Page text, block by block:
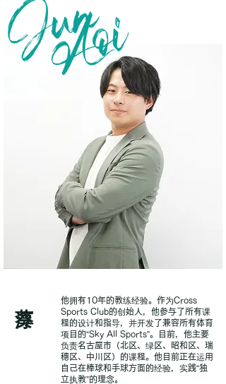
他拥有10年的教练经验。作为Cross
Sports Club的创始人，他参与了所有课
程的设计和指导，并开发了兼容所有体育
项目的“Sky All Sports”。目前，他主要
负责名古屋市（北区、绿区、昭和区、瑞
穗区、中川区）的课程。他目前正在运用
自己在棒球和手球方面的经验，实践“独
立执教”的理念。